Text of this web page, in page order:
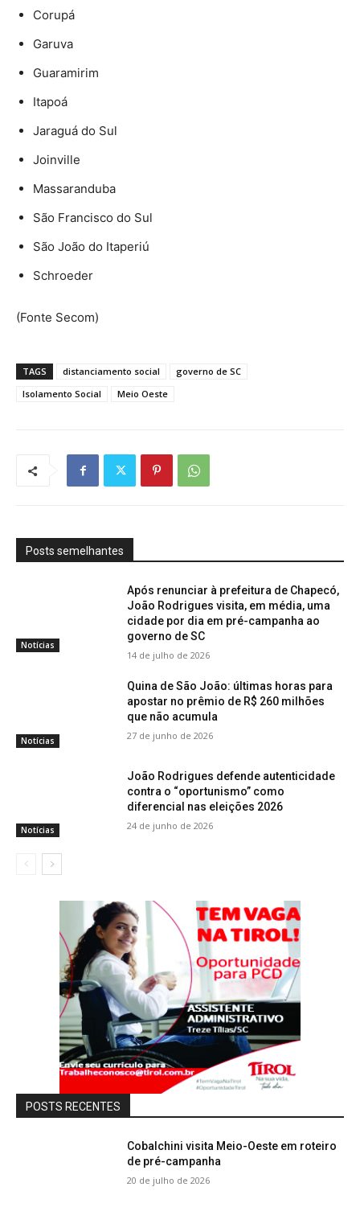
Corupá
Garuva
Guaramirim
Itapoá
Jaraguá do Sul
Joinville
Massaranduba
São Francisco do Sul
São João do Itaperiú
Schroeder
(Fonte Secom)
TAGS distanciamento social
governo de SC
Isolamento Social
Meio Oeste
Posts semelhantes
Notícias
Após renunciar à prefeitura de Chapecó,
João Rodrigues visita, em média, uma
cidade por dia em pré-campanha ao
governo de SC
14 de julho de 2026
Notícias
Quina de São João: últimas horas para
apostar no prêmio de R$ 260 milhões
que não acumula
27 de junho de 2026
Notícias
João Rodrigues defende autenticidade
contra o “oportunismo” como
diferencial nas eleições 2026
24 de junho de 2026
POSTS RECENTES
Cobalchini visita Meio-Oeste em roteiro
de pré-campanha
20 de julho de 2026